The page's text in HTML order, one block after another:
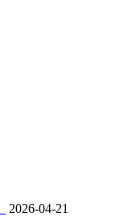
2026-04-21